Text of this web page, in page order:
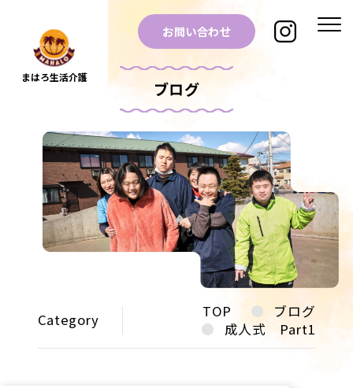
まはろ生活介護
お問い合わせ
ブログ
Category TOP
ブログ
成人式 Part1